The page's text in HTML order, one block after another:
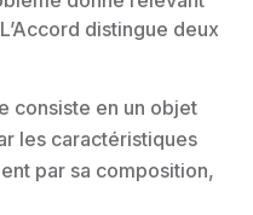
distingue deux
consiste en un objet
les caractéristiques
par sa composition,